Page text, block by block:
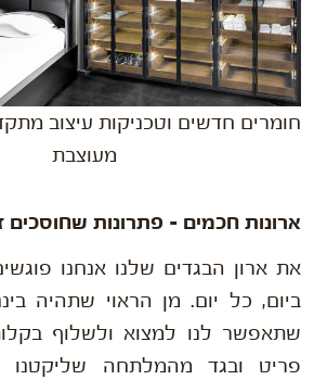
חומרים חדשים וטכניקות עיצוב
מעוצבת
ארונות חכמים – פתרונות שחוסכים
את ארון הבגדים שלנו אנחנו
ביום, כל יום. מן הראוי שתהיה
שתאפשר לנו למצוא ולשלוף
פריט ובגד מהמלתחה שליקטנו